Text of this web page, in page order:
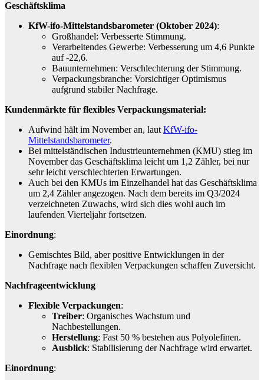
Geschäftsklima
KfW-ifo-Mittelstandsbarometer (Oktober 2024):
Großhandel: Verbesserte Stimmung.
Verarbeitendes Gewerbe: Verbesserung um 4,6 Punkte
auf -22,6.
Bauunternehmen: Verschlechterung der Stimmung.
Verpackungsbranche: Vorsichtiger Optimismus
aufgrund stabiler Nachfrage.
Kundenmärkte für flexibles Verpackungsmaterial:
Aufwind hält im November an, laut KfW-ifo-
Mittelstandsbarometer.
Bei mittelständischen Industrieunternehmen (KMU) stieg im
November das Geschäftsklima leicht um 1,2 Zähler, bei nur
sehr leicht verschlechterten Erwartungen.
Auch bei den KMUs im Einzelhandel hat das Geschäftsklima
um 2,4 Zähler angezogen. Nach dem bereits im Q3/2024
verzeichneten Zuwachs, wird sich dies wohl auch im
laufenden Vierteljahr fortsetzen.
Einordnung:
Gemischtes Bild, aber positive Entwicklungen in der
Nachfrage nach flexiblen Verpackungen schaffen Zuversicht.
Nachfrageentwicklung
Flexible Verpackungen:
Treiber: Organisches Wachstum und
Nachbestellungen.
Herstellung: Fast 50 % bestehen aus Polyolefinen.
Ausblick: Stabilisierung der Nachfrage wird erwartet.
Einordnung: